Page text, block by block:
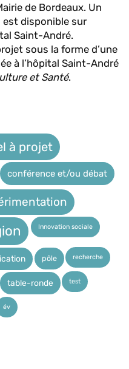
de Bordeaux. Un
disponible sur
Saint-André.
sous la forme d’une
à l’hôpital Saint-André
et Santé.
à projet
conférence et/ou débat
Innovation sociale
pôle recherche
table-ronde test
év